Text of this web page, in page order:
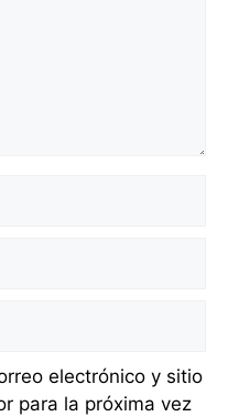
electrónico y sitio
para la próxima vez